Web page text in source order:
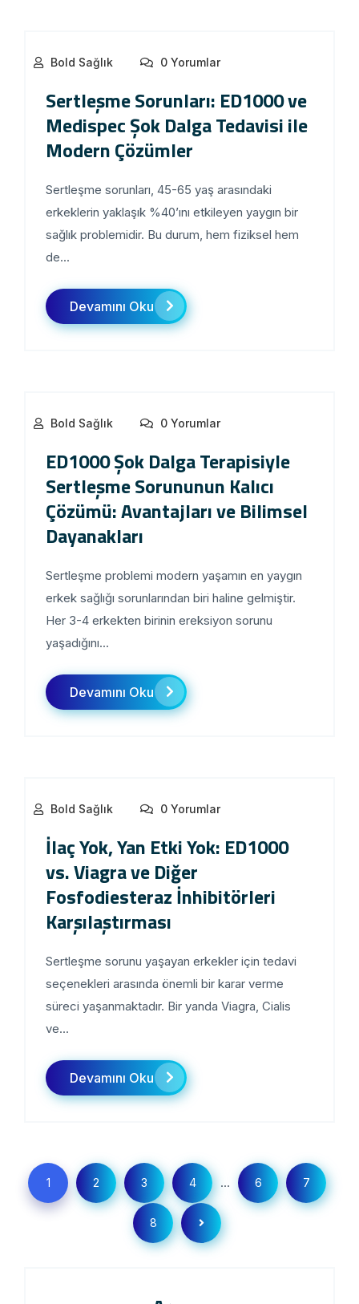
Bold Sağlık 0 Yorumlar
Sertleşme Sorunları: ED1000 ve
Medispec Şok Dalga Tedavisi ile
Modern Çözümler
Sertleşme sorunları, 45-65 yaş arasındaki
erkeklerin yaklaşık %40’ını etkileyen yaygın bir
sağlık problemidir. Bu durum, hem fiziksel hem
de...
Devamını Oku
Bold Sağlık 0 Yorumlar
ED1000 Şok Dalga Terapisiyle
Sertleşme Sorununun Kalıcı
Çözümü: Avantajları ve Bilimsel
Dayanakları
Sertleşme problemi modern yaşamın en yaygın
erkek sağlığı sorunlarından biri haline gelmiştir.
Her 3-4 erkekten birinin ereksiyon sorunu
yaşadığını...
Devamını Oku
Bold Sağlık 0 Yorumlar
İlaç Yok, Yan Etki Yok: ED1000
vs. Viagra ve Diğer
Fosfodiesteraz İnhibitörleri
Karşılaştırması
Sertleşme sorunu yaşayan erkekler için tedavi
seçenekleri arasında önemli bir karar verme
süreci yaşanmaktadır. Bir yanda Viagra, Cialis
ve...
Devamını Oku
1 2 3 4 ... 6 7
8